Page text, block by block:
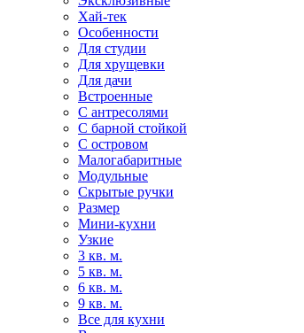
Хай-тек
Особенности
Для студии
Для хрущевки
Для дачи
Встроенные
С антресолями
С барной стойкой
С островом
Малогабаритные
Модульные
Скрытые ручки
Размер
Мини-кухни
Узкие
3 кв. м.
5 кв. м.
6 кв. м.
9 кв. м.
Все для кухни